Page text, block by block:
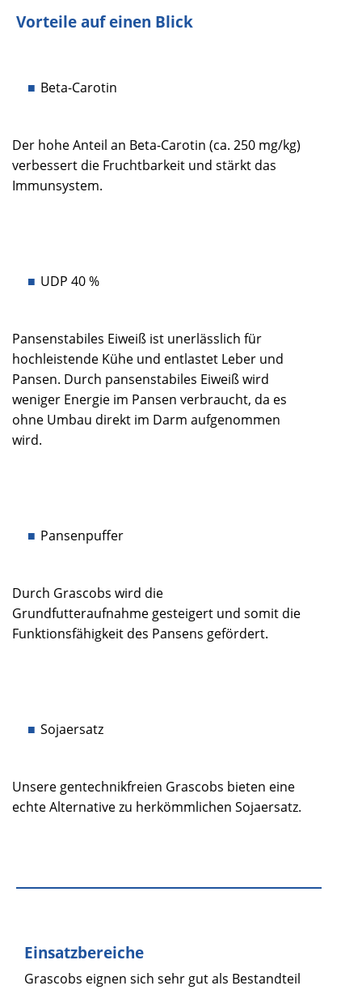
Vorteile auf einen Blick
Beta-Carotin
Der hohe Anteil an Beta-Carotin (ca. 250 mg/kg)
verbessert die Fruchtbarkeit und stärkt das
Immunsystem.
UDP 40 %
Pansenstabiles Eiweiß ist unerlässlich für
hochleistende Kühe und entlastet Leber und
Pansen. Durch pansenstabiles Eiweiß wird
weniger Energie im Pansen verbraucht, da es
ohne Umbau direkt im Darm aufgenommen
wird.
Pansenpuffer
Durch Grascobs wird die
Grundfutteraufnahme gesteigert und somit die
Funktionsfähigkeit des Pansens gefördert.
Sojaersatz
Unsere gentechnikfreien Grascobs bieten eine
echte Alternative zu herkömmlichen Sojaersatz.
Einsatzbereiche
Grascobs eignen sich sehr gut als Bestandteil